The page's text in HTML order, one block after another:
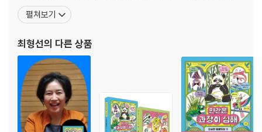
환경학을 가르쳤다. 대안주말학교인 '알트루사 재미있는 학교' 교장
선생님으로 여러 해 활동했고, 환경부 중앙자문위원 및 물 정책 포럼
YWCA연합회 생명운동팀장으로 54개 지역YWCA의 생명운동을
펼쳐보기
최형선의 다른 상품